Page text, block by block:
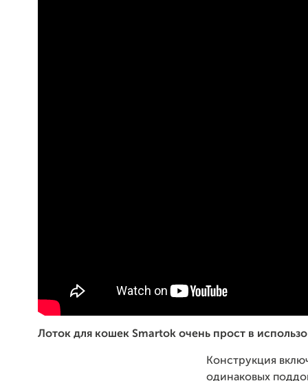
Лоток для кошек Smartok очень прост в
Конструкция
одинаковых